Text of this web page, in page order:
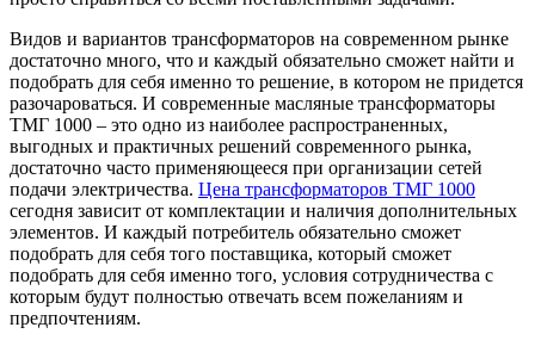
Видов и вариантов трансформаторов на современном рынке
достаточно много, что и каждый обязательно сможет найти и
подобрать для себя именно то решение, в котором не придется
разочароваться. И современные масляные трансформаторы
ТМГ 1000 – это одно из наиболее распространенных,
выгодных и практичных решений современного рынка,
достаточно часто применяющееся при организации сетей
подачи электричества. Цена трансформаторов ТМГ 1000
сегодня зависит от комплектации и наличия дополнительных
элементов. И каждый потребитель обязательно сможет
подобрать для себя того поставщика, который сможет
подобрать для себя именно того, условия сотрудничества с
которым будут полностью отвечать всем пожеланиям и
предпочтениям.